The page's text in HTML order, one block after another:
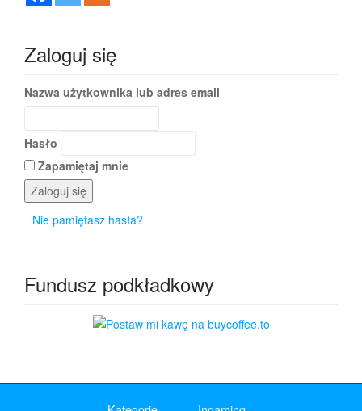
Zaloguj się
Nazwa użytkownika lub adres email
Hasło
Zapamiętaj mnie
Zaloguj się
Nie pamiętasz hasła?
Fundusz podkładkowy